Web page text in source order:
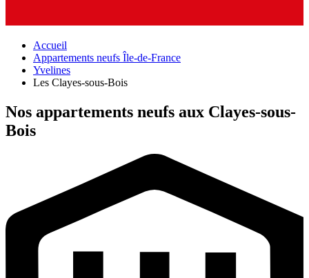
Accueil
Appartements neufs Île-de-France
Yvelines
Les Clayes-sous-Bois
Nos appartements neufs aux Clayes-sous-
Bois